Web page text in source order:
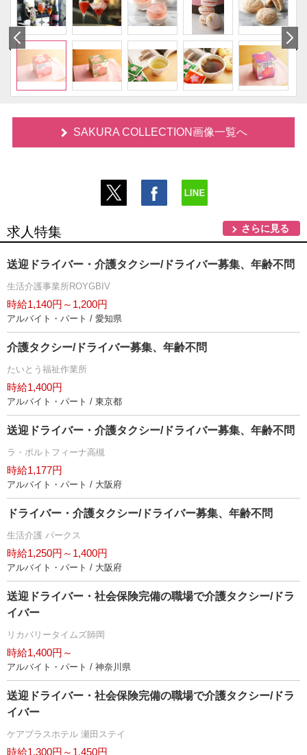
SAKURA COLLECTION画像一覧へ
求人特集 さらに見る
送迎ドライバー・介護タクシー/ドライバー募集、年齢不問
生活介護事業所ROYGBIV
時給1,140円～1,200円
アルバイト・パート / 愛知県
介護タクシー/ドライバー募集、年齢不問
たいとう福祉作業所
時給1,400円
アルバイト・パート / 東京都
送迎ドライバー・介護タクシー/ドライバー募集、年齢不問
ラ・ポルトフィーナ高槻
時給1,177円
アルバイト・パート / 大阪府
ドライバー・介護タクシー/ドライバー募集、年齢不問
生活介護 パークス
時給1,250円～1,400円
アルバイト・パート / 大阪府
送迎ドライバー・社会保険完備の職場で介護タクシー/ドラ
イバー
リカバリータイムズ師岡
時給1,400円～
アルバイト・パート / 神奈川県
送迎ドライバー・社会保険完備の職場で介護タクシー/ドラ
イバー
ケアプラスホテル 瀬田ステイ
時給1,300円～1,450円